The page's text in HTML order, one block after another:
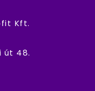
Kft.
út 48.